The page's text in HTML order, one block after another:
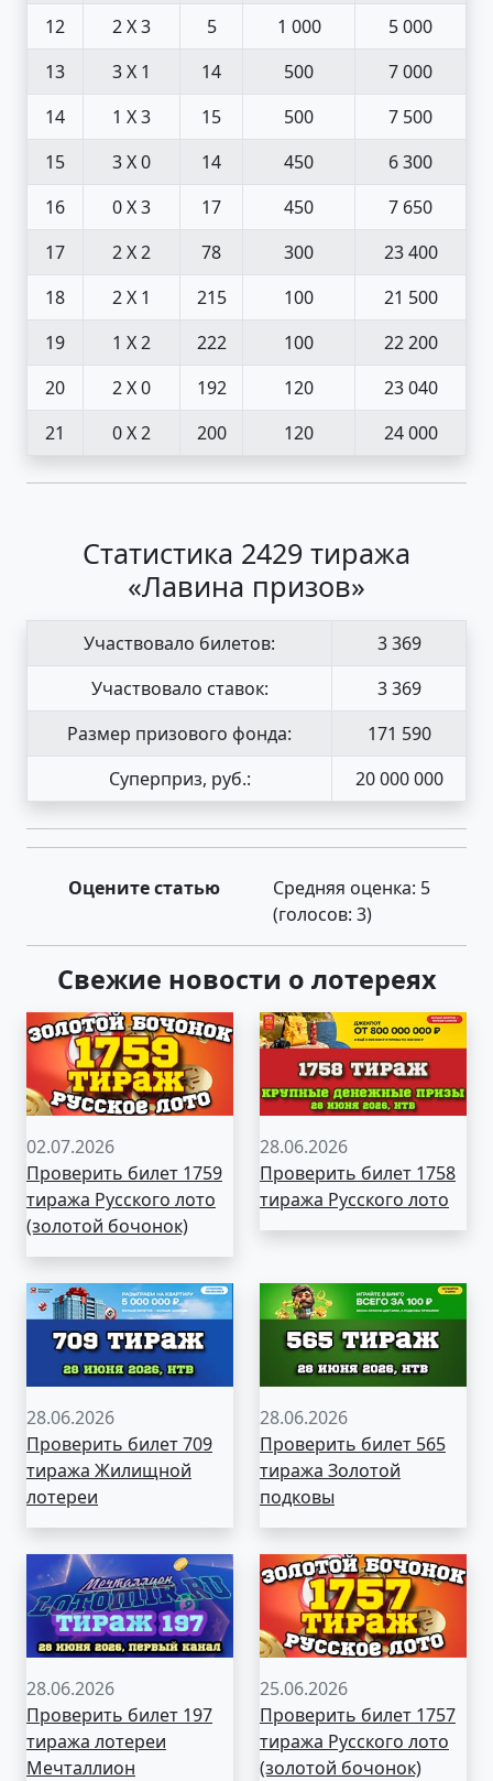
12 2 X 3 5 1 000
5 000
13
3 X 1 14 500
7 000
14
1 X 3 15 500
7 500
15
3 X 0 14 450
6 300
16
0 X 3 17 450
7 650
17
2 X 2 78 300
23 400
18
2 X 1 215 100
21 500
19
1 X 2 222 100
22 200
20
2 X 0 192 120
23 040
21
0 X 2 200 120 24 000
Статистика 2429 тиража
«Лавина призов»
Участвовало билетов:
3 369
Участвовало ставок:
3 369
Размер призового фонда:
171 590
Суперприз, руб.:
20 000 000
Оцените статью Средняя оценка: 5
(голосов: 3)
Свежие новости о лотереях
02.07.2026
Проверить билет 1759
тиража Русского лото
(золотой бочонок)
28.06.2026
Проверить билет 1758
тиража Русского лото
28.06.2026
Проверить билет 709
тиража Жилищной
лотереи
28.06.2026
Проверить билет 565
тиража Золотой
подковы
28.06.2026
Проверить билет 197
тиража лотереи
Мечталлион
25.06.2026
Проверить билет 1757
тиража Русского лото
(золотой бочонок)